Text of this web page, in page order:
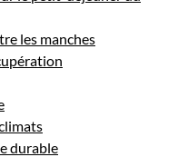
les manches
durable